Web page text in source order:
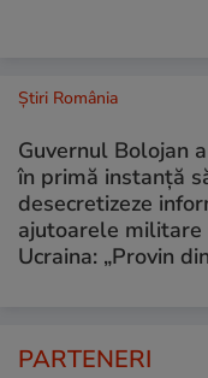
Știri România
Guvernul Bolojan
în primă instanță
desecretizeze
ajutoarele militare
Ucraina: „Provin
PARTENERI